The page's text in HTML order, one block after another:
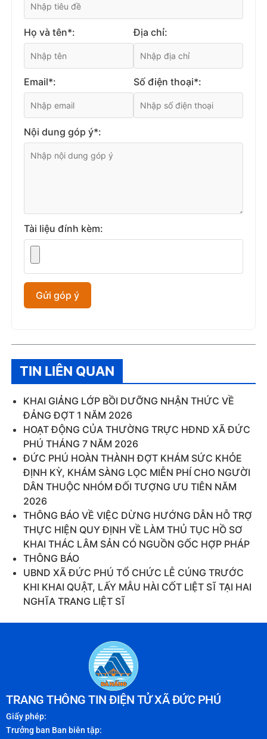
Họ và tên*: Địa chỉ:
Email*: Số điện thoại*:
Nội dung góp ý*:
Tài liệu đính kèm:
TIN LIÊN QUAN
KHAI GIẢNG LỚP BỒI DƯỠNG NHẬN THỨC VỀ
ĐẢNG ĐỢT 1 NĂM 2026
HOẠT ĐỘNG CỦA THƯỜNG TRỰC HĐND XÃ ĐỨC
PHÚ THÁNG 7 NĂM 2026
ĐỨC PHÚ HOÀN THÀNH ĐỢT KHÁM SỨC KHỎE
ĐỊNH KỲ, KHÁM SÀNG LỌC MIỄN PHÍ CHO NGƯỜI
DÂN THUỘC NHÓM ĐỐI TƯỢNG ƯU TIÊN NĂM
2026
THÔNG BÁO VỀ VIỆC DỪNG HƯỚNG DẪN HỖ TRỢ
THỰC HIỆN QUY ĐỊNH VỀ LÀM THỦ TỤC HỒ SƠ
KHAI THÁC LÂM SẢN CÓ NGUỒN GỐC HỢP PHÁP
THÔNG BÁO
UBND XÃ ĐỨC PHÚ TỔ CHỨC LỄ CÚNG TRƯỚC
KHI KHAI QUẬT, LẤY MẪU HÀI CỐT LIỆT SĨ TẠI HAI
NGHĨA TRANG LIỆT SĨ
TRANG THÔNG TIN ĐIỆN TỬ XÃ ĐỨC PHÚ
Giấy phép:
Trưởng ban Ban biên tập: